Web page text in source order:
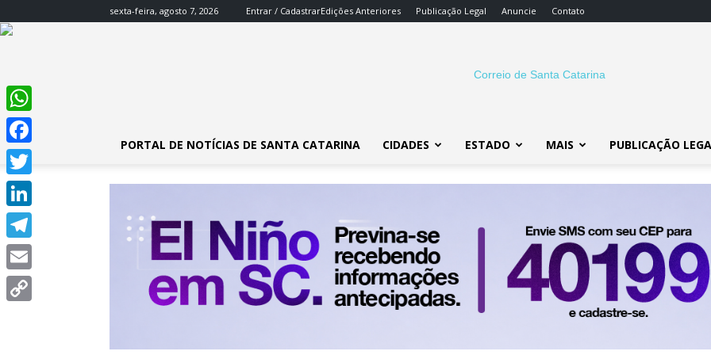
sexta-feira, agosto 7, 2026 Entrar / CadastrarEdições Anteriores Publicação Legal Anuncie Contato
SC
PORTAL DE NOTÍCIAS DE SANTA CATARINA CIDADES ESTADO MAIS PUBLICAÇÃO
WhatsApp
Facebook
Twitter
LinkedIn
Telegram
Email